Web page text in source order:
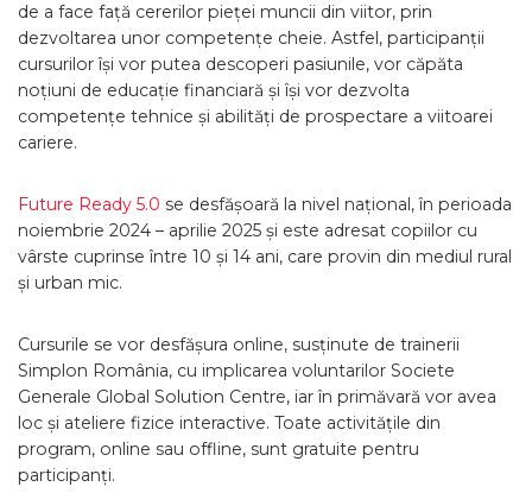
de a face față cererilor pieței muncii din viitor, prin
dezvoltarea unor competențe cheie. Astfel, participanții
cursurilor își vor putea descoperi pasiunile, vor căpăta
noțiuni de educație financiară și își vor dezvolta
competențe tehnice și abilități de prospectare a viitoarei
cariere.
Future Ready 5.0 se desfășoară la nivel național, în perioada
noiembrie 2024 – aprilie 2025 și este adresat copiilor cu
vârste cuprinse între 10 și 14 ani, care provin din mediul rural
și urban mic.
Cursurile se vor desfășura online, susținute de trainerii
Simplon România, cu implicarea voluntarilor Societe
Generale Global Solution Centre, iar în primăvară vor avea
loc și ateliere fizice interactive. Toate activitățile din
program, online sau offline, sunt gratuite pentru
participanți.